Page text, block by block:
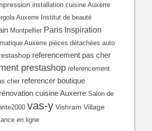
installation cuisine Auxerre
Auxerre
Institut de beauté
Montpellier Paris Inspiration
Auxerre pièces détachées auto
referencement pas cher
prestashop referencement
cher referencer boutique
rénovation cuisine Auxerre Salon de
vas-y Vishram Village
en ligne